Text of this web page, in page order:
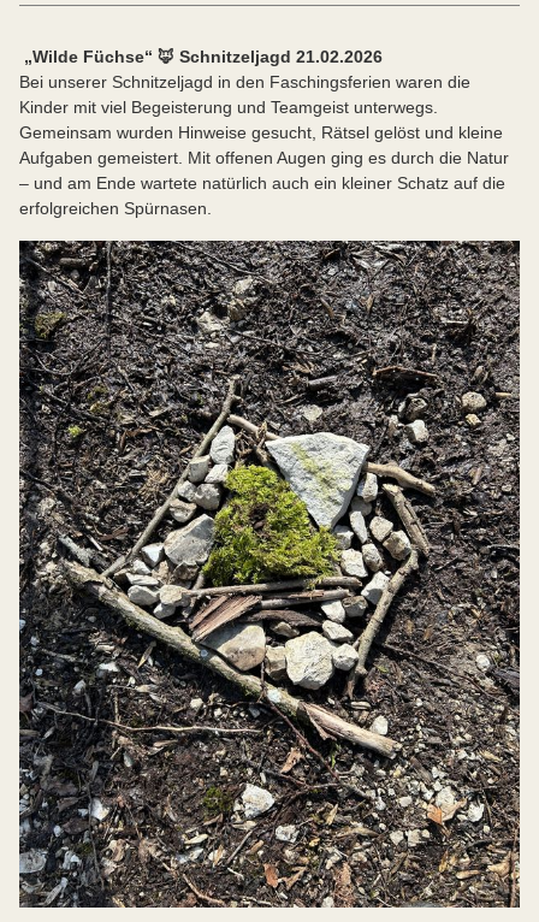
„Wilde Füchse“ 🦊 Schnitzeljagd 21.02.2026
Bei unserer Schnitzeljagd in den Faschingsferien waren die
Kinder mit viel Begeisterung und Teamgeist unterwegs.
Gemeinsam wurden Hinweise gesucht, Rätsel gelöst und kleine
Aufgaben gemeistert. Mit offenen Augen ging es durch die Natur
– und am Ende wartete natürlich auch ein kleiner Schatz auf die
erfolgreichen Spürnasen.